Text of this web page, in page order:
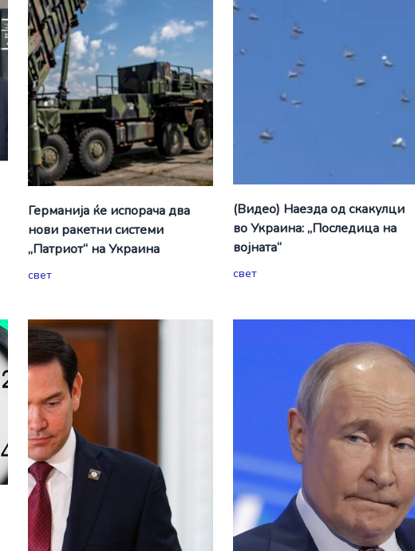
Германија ќе испорача два
нови ракетни системи
„Патриот“ на Украина
свет
(Видео) Наезда од скакулци
во Украина: „Последица на
војната“
свет